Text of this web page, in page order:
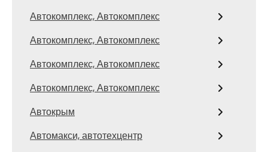
Автокомплекс, Автокомплекс
Автокомплекс, Автокомплекс
Автокомплекс, Автокомплекс
Автокомплекс, Автокомплекс
Автокрым
Автомакси, автотехцентр